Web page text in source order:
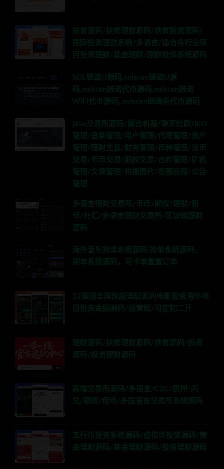
扶贫源码/扶贫理财源码/扶贫投资源码/
国际投资理财系统/多语言/适合各行业项
目投资理财/基金理财/理财投资系统源码
SOL链盗U源码,solscan链盗U源
码,solscan链盗代币源码,solscan链盗
WIFI代币源码,,solscan链通杀代币源码
java交易所源码/撮合机器/聊天社群/IEO
管理/签到管理/用户管理/代理管理/资产
管理/理财生息/财务管理/币种管理/法币
交易/币币交易/期权交易/合约管理/矿机
管理/文章管理/轮播图片/客服应用/公告
管理
多语言理财交易所/币币/期权/理财/新
币/外汇/多语言理财交易所/区块链理财
源码
海外音乐抢单系统源码,抢单系统源码，
刷单系统源码，可卡单重置订单
12国语言国际版理财返利电影投资海外项
目投资金融源码/运营版/可定制二开
理财源码/扶贫理财源码/扶贫源码/投资
源码/投资理财源码
高端交易所源码/多语言/C2C/质押/闪
兑/期权/借币/多国语言交易所系统源码
五行币投资系统源码/虚拟币投资源码/黄
金理财源码/基金理财源码/投资理财源码